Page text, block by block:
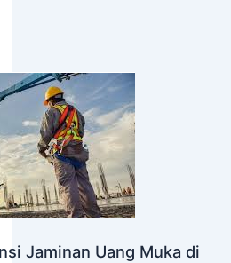
Jaminan Uang Muka di